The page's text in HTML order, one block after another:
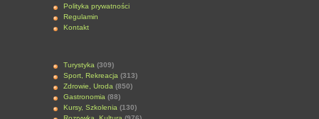
Polityka prywatności
Regulamin
Kontakt
Turystyka (309)
Sport, Rekreacja (313)
Zdrowie, Uroda (850)
Gastronomia (88)
Kursy, Szkolenia (130)